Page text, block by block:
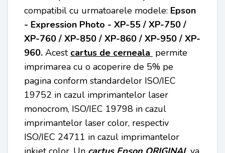
compatibil cu urmatoarele modele: Epson
- Expression Photo - XP-55 / XP-750 /
XP-760 / XP-850 / XP-860 / XP-950 / XP-
960. Acest cartus de cerneala permite
imprimarea cu o acoperire de 5% pe
pagina conform standardelor ISO/IEC
19752 in cazul imprimantelor laser
monocrom, ISO/IEC 19798 in cazul
imprimantelor laser color, respectiv
ISO/IEC 24711 in cazul imprimantelor